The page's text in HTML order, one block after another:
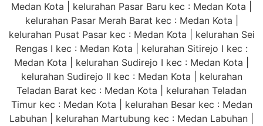
Medan Kota | kelurahan Pasar Baru kec : Medan Kota |
kelurahan Pasar Merah Barat kec : Medan Kota |
kelurahan Pusat Pasar kec : Medan Kota | kelurahan Sei
Rengas I kec : Medan Kota | kelurahan Sitirejo I kec :
Medan Kota | kelurahan Sudirejo I kec : Medan Kota |
kelurahan Sudirejo II kec : Medan Kota | kelurahan
Teladan Barat kec : Medan Kota | kelurahan Teladan
Timur kec : Medan Kota | kelurahan Besar kec : Medan
Labuhan | kelurahan Martubung kec : Medan Labuhan |